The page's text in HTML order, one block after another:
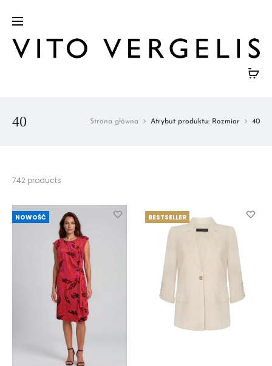
40 Strona główna Atrybut produktu: Rozmiar 40
742 products
32
z
742
wyników
NOWOŚĆ BESTSELLER